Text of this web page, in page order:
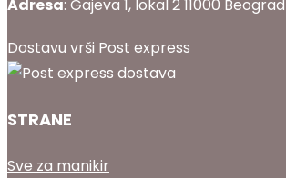
Adresa: Gajeva 1, lokal 2 11000 Beograd
Dostavu vrši Post express
STRANE
Sve za manikir